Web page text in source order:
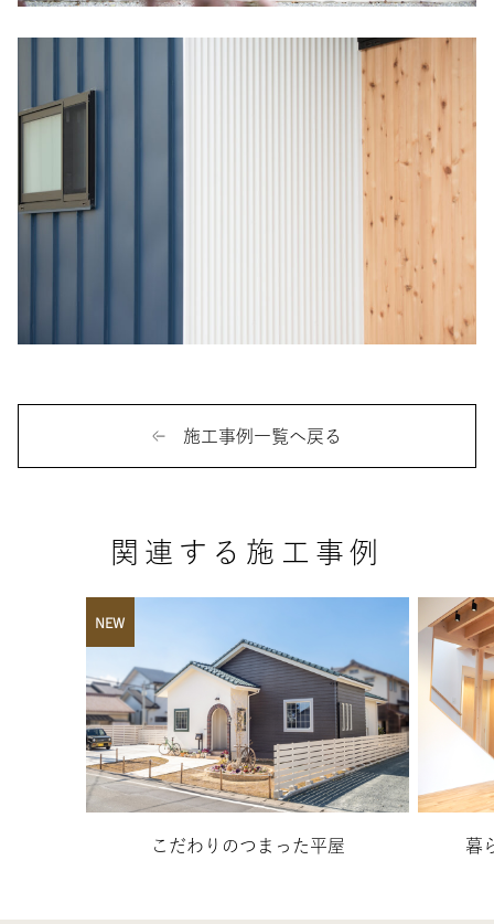
施工事例一覧へ戻る
関連する施工事例
NEW
こだわりのつまった平屋 暮